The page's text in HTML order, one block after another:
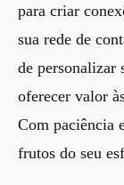
para criar
sua rede de
de personalizar
oferecer valor
Com paciência
frutos do seu